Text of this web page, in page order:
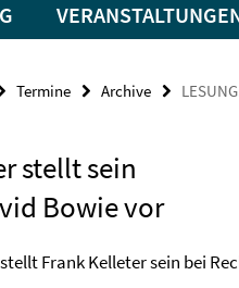
Termine Archive
stellt sein
Bowie vor
Frank Kelleter sein bei